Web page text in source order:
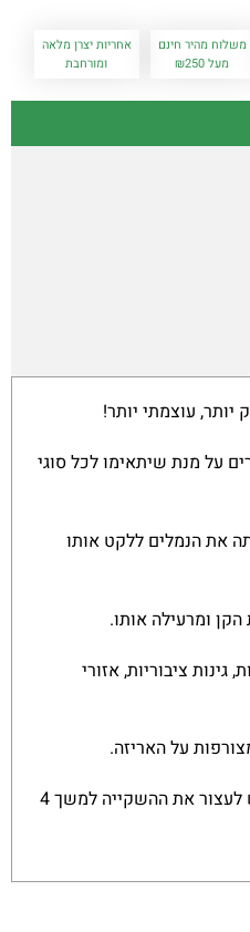
משלוח מהיר חינם
מעל ₪250
אחריות יצרן מלאה
ומורחבת
יותר, עוצמתי יותר!
של גרגרים על מנת שיתאימו לכל סוגי
את הנמלים ללקט אותו
הקן ומרעילה אותו.
ציבוריות, אזורי
על האריזה.
במידה ויש השקייה במקום, יש לעצור את ההשקייה למשך 4